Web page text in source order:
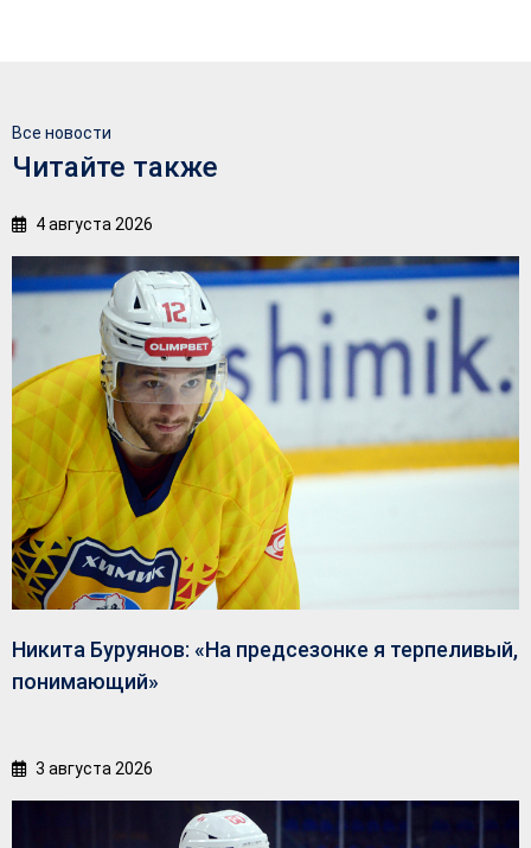
Все новости
Читайте также
4 августа 2026
Никита Буруянов: «На предсезонке я терпеливый,
понимающий»
3 августа 2026